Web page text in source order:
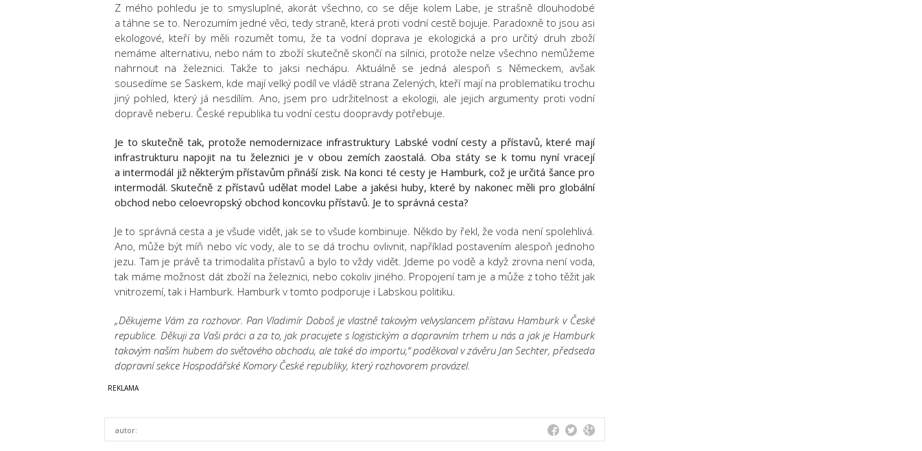
Z mého pohledu je to smysluplné, akorát všechno, co se děje kolem Labe, je strašně dlouhodobé
a táhne se to. Nerozumím jedné věci, tedy straně, která proti vodní cestě bojuje. Paradoxně to jsou asi
ekologové, kteří by měli rozumět tomu, že ta vodní doprava je ekologická a pro určitý druh zboží
nemáme alternativu, nebo nám to zboží skutečně skončí na silnici, protože nelze všechno nemůžeme
nahrnout na železnici. Takže to jaksi nechápu. Aktuálně se jedná alespoň s Německem, avšak
sousedíme se Saskem, kde mají velký podíl ve vládě strana Zelených, kteří mají na problematiku trochu
jiný pohled, který já nesdílím. Ano, jsem pro udržitelnost a ekologii, ale jejich argumenty proti vodní
dopravě neberu. České republika tu vodní cestu doopravdy potřebuje.
Je to skutečně tak, protože nemodernizace infrastruktury Labské vodní cesty a přístavů, které mají
infrastrukturu napojit na tu železnici je v obou zemích zaostalá. Oba státy se k tomu nyní vracejí
a intermodál již některým přístavům přináší zisk. Na konci té cesty je Hamburk, což je určitá šance pro
intermodál. Skutečně z přístavů udělat model Labe a jakési huby, které by nakonec měli pro globální
obchod nebo celoevropský obchod koncovku přístavů. Je to správná cesta?
Je to správná cesta a je všude vidět, jak se to všude kombinuje. Někdo by řekl, že voda není spolehlivá.
Ano, může být míň nebo víc vody, ale to se dá trochu ovlivnit, například postavením alespoň jednoho
jezu. Tam je právě ta trimodalita přístavů a bylo to vždy vidět. Jdeme po vodě a když zrovna není voda,
tak máme možnost dát zboží na železnici, nebo cokoliv jiného. Propojení tam je a může z toho těžit jak
vnitrozemí, tak i Hamburk. Hamburk v tomto podporuje i Labskou politiku.
„Děkujeme Vám za rozhovor. Pan Vladimír Doboš je vlastně takovým velvyslancem přístavu Hamburk v České
republice. Děkuji za Vaši práci a za to, jak pracujete s logistickým a dopravním trhem u nás a jak je Hamburk
takovým naším hubem do světového obchodu, ale také do importu,“ poděkoval v závěru Jan Sechter, předseda
dopravní sekce Hospodářské Komory České republiky, který rozhovorem provázel.
autor: